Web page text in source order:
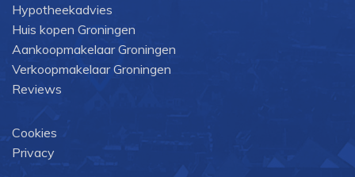
Hypotheekadvies
Huis kopen Groningen
Aankoopmakelaar Groningen
Verkoopmakelaar Groningen
Reviews
Cookies
Privacy